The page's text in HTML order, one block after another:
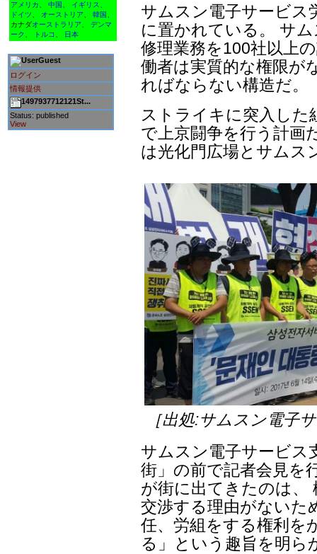
アメリカ 中国 イギリス
ドイツ
オーストリア 韓国
カナダオーストラリア
デンマ
ーク
トルコ 日本
Guest
ログイン
情報提供
1497937712121St...
Status: published
View
サムスン電子サービス
に置かれている。 サ
修理業務を100社以上
働者は実質的な権限が
ればならない構造だ。
ストライキに突入した
で上京闘争を行う計画
は光化門広場とサムス
［出処:サムスン電子
サムスン電子サービス
街」の前で記者会見を
が街に出てきたのは、
交渉する理由がないた
任、労組をする権利を
る」という趣旨を明ら